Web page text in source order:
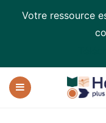
Votre ressource